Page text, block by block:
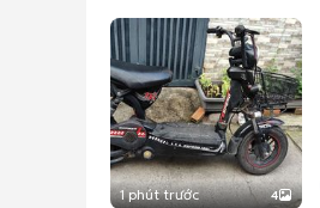
1 phút trước 4